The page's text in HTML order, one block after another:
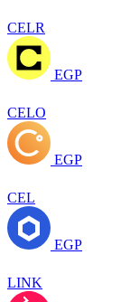
CELR
EGP
CELO
EGP
CEL
EGP
LINK